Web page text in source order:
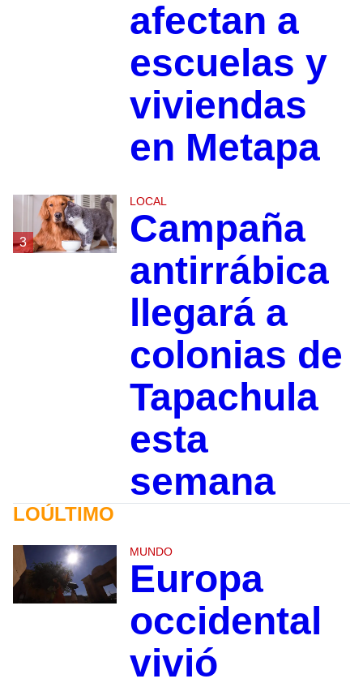
afectan a
escuelas y
viviendas
en Metapa
3
LOCAL
Campaña
antirrábica
llegará a
colonias de
Tapachula
esta
semana
LOÚLTIMO
MUNDO
Europa
occidental
vivió